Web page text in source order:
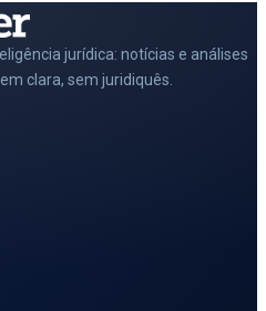
jurídica: notícias e análises
clara, sem juridiquês.